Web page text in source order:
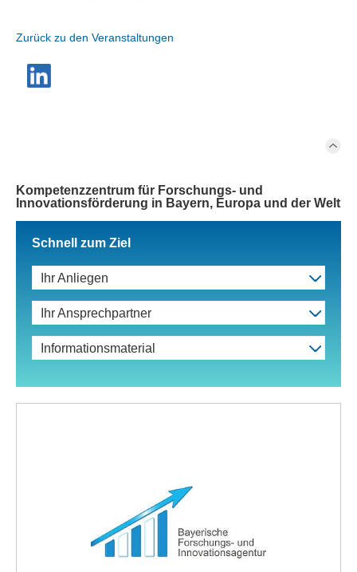
Zurück zu den Veranstaltungen
Kompetenzzentrum für Forschungs- und
Innovationsförderung in Bayern, Europa und der Welt
Schnell zum Ziel
Ihr Anliegen
Ihr Ansprechpartner
Informationsmaterial